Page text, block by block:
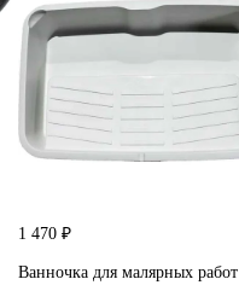
1 470 ₽
Ванночка для малярных работ